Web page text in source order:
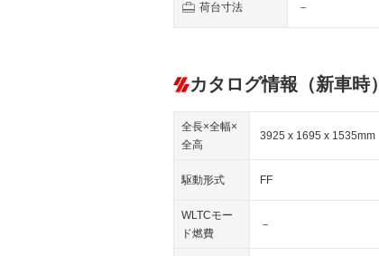
荷台寸法 －
カタログ情報（新車時）
全長×全幅×
全高
3925 x 1695 x 1535mm
駆動形式 FF
WLTCモー
ド燃費
－